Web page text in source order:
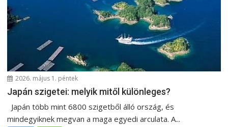
2026. május 1. péntek
Japán szigetei: melyik mitől különleges?
Japán több mint 6800 szigetből álló ország, és
mindegyiknek megvan a maga egyedi arculata. A...